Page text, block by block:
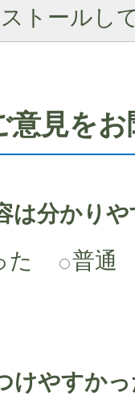
トールし
意見を
は分かり
た
普通
けやすか